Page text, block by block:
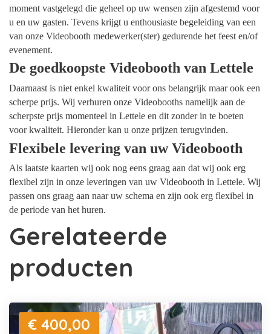
moment vastgelegd die geheel op uw wensen zijn afgestemd voor
u en uw gasten. Tevens krijgt u enthousiaste begeleiding van een
van onze Videobooth medewerker(ster) gedurende het feest en/of
evenement.
De goedkoopste Videobooth van Lettele
Daarnaast is niet enkel kwaliteit voor ons belangrijk maar ook een
scherpe prijs. Wij verhuren onze Videobooths namelijk aan de
scherpste prijs momenteel in Lettele en dit zonder in te boeten
voor kwaliteit. Hieronder kan u onze prijzen terugvinden.
Flexibele levering van uw Videobooth
Als laatste kaarten wij ook nog eens graag aan dat wij ook erg
flexibel zijn in onze leveringen van uw Videobooth in Lettele. Wij
passen ons graag aan naar uw schema en zijn ook erg flexibel in
de periode van het huren.
Gerelateerde
producten
€ 400,00